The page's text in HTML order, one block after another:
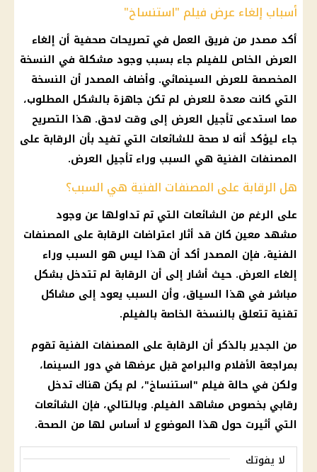
أسباب إلغاء عرض فيلم "استنساخ"
أكد مصدر من فريق العمل في تصريحات صحفية أن إلغاء
العرض الخاص للفيلم جاء بسبب وجود مشكلة في النسخة
المخصصة للعرض السينمائي. وأضاف المصدر أن النسخة
التي كانت معدة للعرض لم تكن جاهزة بالشكل المطلوب،
مما استدعى تأجيل العرض إلى وقت لاحق. هذا التصريح
جاء ليؤكد أنه لا صحة للشائعات التي تفيد بأن الرقابة على
المصنفات الفنية هي السبب وراء تأجيل العرض.
هل الرقابة على المصنفات الفنية هي السبب؟
على الرغم من الشائعات التي تم تداولها عن وجود
مشهد معين كان قد أثار اعتراضات الرقابة على المصنفات
الفنية، فإن المصدر أكد أن هذا ليس هو السبب وراء
إلغاء العرض. حيث أشار إلى أن الرقابة لم تتدخل بشكل
مباشر في هذا السياق، وأن السبب يعود إلى مشاكل
تقنية تتعلق بالنسخة الخاصة بالفيلم.
من الجدير بالذكر أن الرقابة على المصنفات الفنية تقوم
بمراجعة الأفلام والبرامج قبل عرضها في دور السينما،
ولكن في حالة فيلم "استنساخ"، لم يكن هناك تدخل
رقابي بخصوص مشاهد الفيلم. وبالتالي، فإن الشائعات
التي أثيرت حول هذا الموضوع لا أساس لها من الصحة.
لا يفوتك